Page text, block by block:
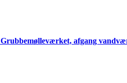
Grubbemølleværket, afgang